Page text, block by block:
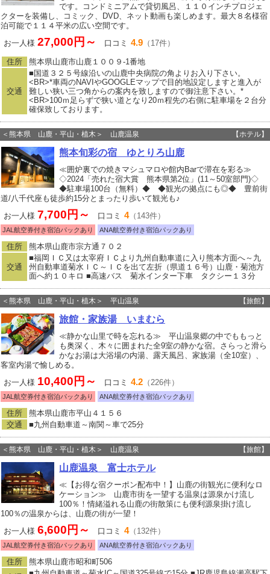
です。コンドミニアムで貸切風呂、１１０インチプロジェ
クターを装備し、コミック、DVD、ネット動画も楽しめます。最大８名様宿
泊可能で１１４平米の広い空間です。
お一人様 27,000円～ 口コミ 4.9 （17件）
住所 熊本県山鹿市山鹿１００９‐1番地
交通
■国道３２５号線沿いの山鹿中央病院の角よりお入り下さい。
<BR>*車両のNAVIやGOOGLEマップで目的地設定しますと進入が
難しい狭い三つ角からの案内を致しますので御注意下さい。*
<BR>100ｍ足らずで狭い道となり20ｍ程先の右側に駐車場を２台分
確保致しております。
＜熊本県 山鹿・平山・植木＞ 山鹿温泉 【ホテル】
熊本旬彩の宿 ゆとりろ山鹿
≪囲炉裏での焼きマシュマロや館内Barで滞在を彩る≫
◇2024「売れた宿大賞 熊本県第2位」(11～50室部門)◇
◆駐車場100台（無料）◆ ◆観光の拠点にも◎◆ 豊前街
道/八千代座も徒歩約15分とまったり歩いて観光も♪
お一人様 7,700円～ 口コミ 4（143件）
JAL航空券付き宿泊パックあり ANA航空券付き宿泊パックあり
住所 熊本県山鹿市宗方通７０２
交通
■福岡ＩＣ又は太宰府ＩＣより九州自動車道に入り熊本方面へ～九
州自動車道菊水ＩＣ～ＩＣを出て左折（県道１６号）山鹿・菊池方
面へ約１０キロ ■高速バス 菊水インター下車 タクシー１３分
＜熊本県 山鹿・平山・植木＞ 平山温泉 【旅館】
旅館・家族湯 いまむら
≪静かな山里で時を忘れる≫ 平山温泉郷の中でももっと
も奥深く、木々に囲まれた全9室の静かな宿。さらっと滑ら
かなお湯は大浴場の内湯、露天風呂、家族湯（全10室）、
客室内湯で愉しめる。
お一人様 10,400円～ 口コミ 4.2 （226件）
JAL航空券付き宿泊パックあり ANA航空券付き宿泊パックあり
住所
熊本県山鹿市平山４１５６
交通
■九州自動車道～南関～車で25分
＜熊本県 山鹿・平山・植木＞ 山鹿温泉 【旅館】
山鹿温泉 富士ホテル
≪【お得な宿クーポン配布中！】山鹿の街観光に便利なロ
ケーション≫ 山鹿市街を一望する温泉は源泉かけ流し
100％！情緒溢れる山鹿の街散策にも便利源泉掛け流し
100％の温泉からは、山鹿の街が一望！
お一人様 6,600円～ 口コミ 4（132件）
JAL航空券付き宿泊パックあり ANA航空券付き宿泊パックあり
住所
熊本県山鹿市昭和町506